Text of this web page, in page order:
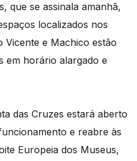
que se assinala amanhã,
localizados nos
Vicente e Machico estão
em horário alargado e
das Cruzes estará aberto
e reabre às
Europeia dos Museus,